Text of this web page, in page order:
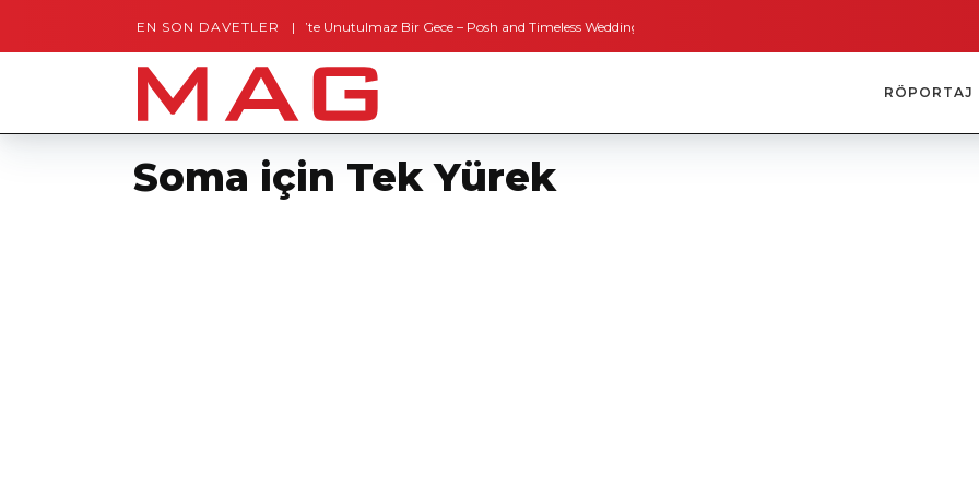
EN SON DAVETLER
Gaziantep’te Unutulmaz Bir Gece – Posh and Timeless Weddings Bodrum’dan İngiltere’ye Kısa Bir Yolculuk
RÖPORTAJ
Soma için Tek Yürek